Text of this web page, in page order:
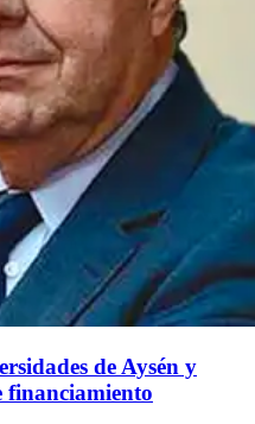
de Aysén y
financiamiento